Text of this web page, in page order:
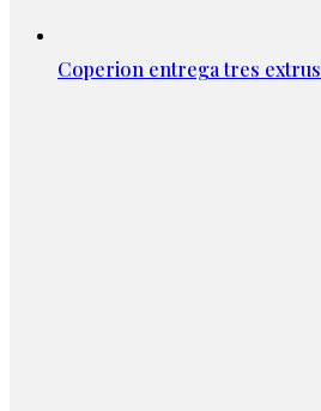
Coperion entrega tres